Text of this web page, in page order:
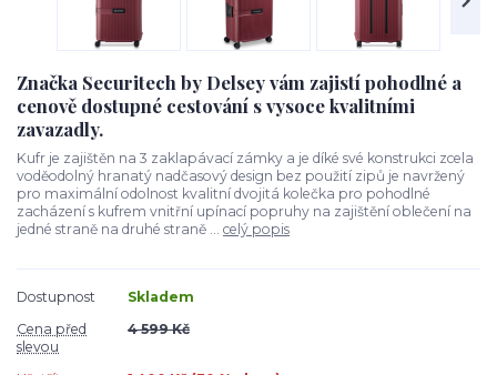
Značka Securitech by Delsey vám zajistí pohodlné a
cenově dostupné cestování s vysoce kvalitními
zavazadly.
Kufr je zajištěn na 3 zaklapávací zámky a je díké své konstrukci zcela
voděodolný hranatý nadčasový design bez použití zipů je navržený
pro maximální odolnost kvalitní dvojitá kolečka pro pohodlné
zacházení s kufrem vnitřní upínací popruhy na zajištění oblečení na
jedné straně na druhé straně ... celý popis
Dostupnost
Skladem
Cena před
slevou
4 599 Kč